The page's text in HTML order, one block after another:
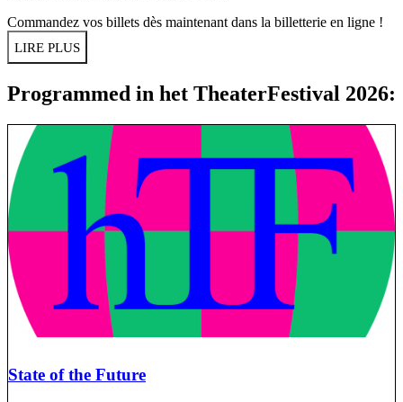
Commandez vos billets dès maintenant dans la billetterie en ligne !
LIRE PLUS
Programmed in het TheaterFestival 2026:
State of the Future